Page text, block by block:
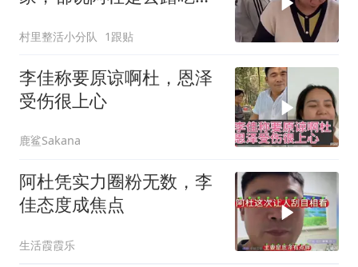
村里整活小分队 1跟贴
李佳称要原谅啊杜，恩泽
受伤很上心
鹿鲨Sakana
阿杜凭实力圈粉无数，李
佳态度成焦点
生活霞霞乐